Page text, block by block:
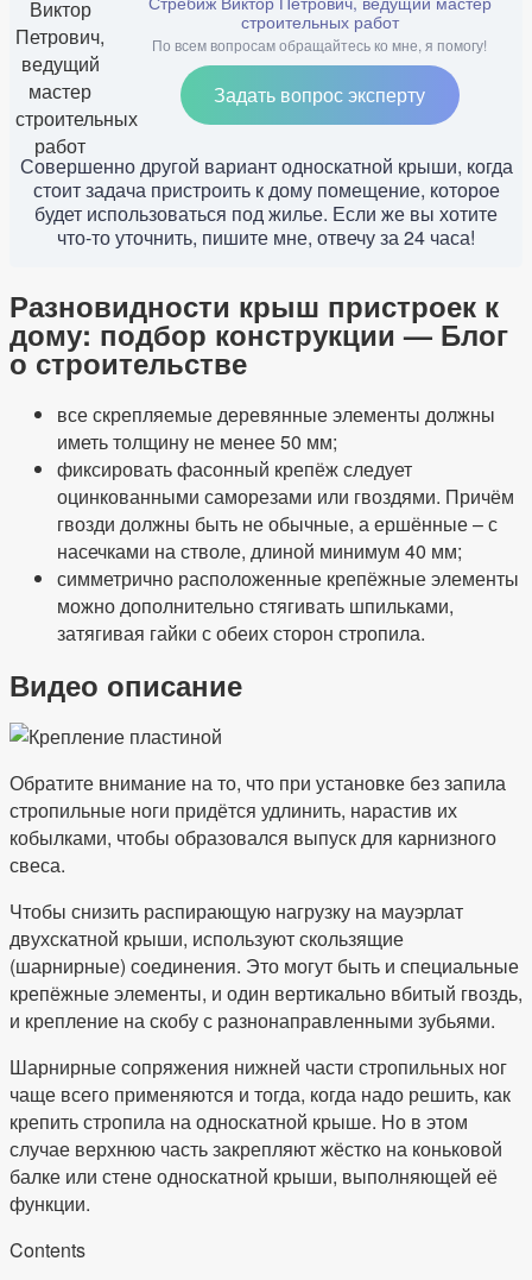
строительных работ
По всем вопросам обращайтесь ко мне, я помогу!
Задать вопрос эксперту
Совершенно другой вариант односкатной крыши, когда
стоит задача пристроить к дому помещение, которое
будет использоваться под жилье. Если же вы хотите
что-то уточнить, пишите мне, отвечу за 24 часа!
Разновидности крыш пристроек к
дому: подбор конструкции — Блог
о строительстве
все скрепляемые деревянные элементы должны
иметь толщину не менее 50 мм;
фиксировать фасонный крепёж следует
оцинкованными саморезами или гвоздями. Причём
гвозди должны быть не обычные, а ершённые – с
насечками на стволе, длиной минимум 40 мм;
симметрично расположенные крепёжные элементы
можно дополнительно стягивать шпильками,
затягивая гайки с обеих сторон стропила.
Видео описание
Обратите внимание на то, что при установке без запила
стропильные ноги придётся удлинить, нарастив их
кобылками, чтобы образовался выпуск для карнизного
свеса.
Чтобы снизить распирающую нагрузку на мауэрлат
двухскатной крыши, используют скользящие
(шарнирные) соединения. Это могут быть и специальные
крепёжные элементы, и один вертикально вбитый гвоздь,
и крепление на скобу с разнонаправленными зубьями.
Шарнирные сопряжения нижней части стропильных ног
чаще всего применяются и тогда, когда надо решить, как
крепить стропила на односкатной крыше. Но в этом
случае верхнюю часть закрепляют жёстко на коньковой
балке или стене односкатной крыши, выполняющей её
функции.
Contents